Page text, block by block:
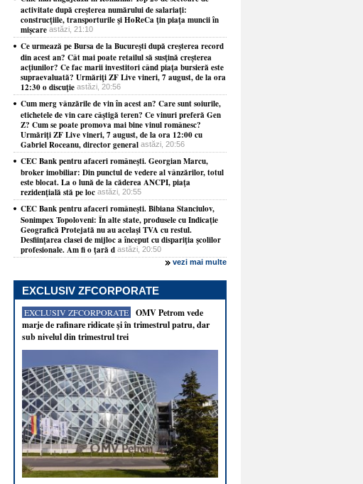
activitate după creşterea numărului de salariaţi:
construcţiile, transporturile şi HoReCa ţin piaţa muncii în
mişcare astăzi, 21:10
Ce urmează pe Bursa de la Bucureşti după creşterea record
din acest an? Cât mai poate retailul să susţină creşterea
acţiunilor? Ce fac marii investitori când piaţa bursieră este
supraevaluată? Urmăriţi ZF Live vineri, 7 august, de la ora
12:30 o discuţie astăzi, 20:56
Cum merg vânzările de vin în acest an? Care sunt soiurile,
etichetele de vin care câştigă teren? Ce vinuri preferă Gen
Z? Cum se poate promova mai bine vinul românesc?
Urmăriţi ZF Live vineri, 7 august, de la ora 12:00 cu
Gabriel Roceanu, director general astăzi, 20:56
CEC Bank pentru afaceri româneşti. Georgian Marcu,
broker imobiliar: Din punctul de vedere al vânzărilor, totul
este blocat. La o lună de la căderea ANCPI, piaţa
rezidenţială stă pe loc astăzi, 20:55
CEC Bank pentru afaceri româneşti. Bibiana Stanciulov,
Sonimpex Topoloveni: În alte state, produsele cu Indicaţie
Geografică Protejată nu au acelaşi TVA cu restul.
Desfiinţarea clasei de mijloc a început cu dispariţia şcolilor
profesionale. Am fi o ţară d astăzi, 20:50
vezi mai multe
EXCLUSIV ZFCORPORATE
EXCLUSIV ZFCORPORATE
OMV Petrom vede
marje de rafinare ridicate şi în trimestrul patru, dar
sub nivelul din trimestrul trei